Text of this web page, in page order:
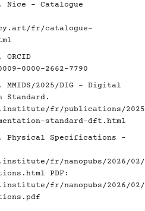
Nice - Catalogue
fr/catalogue-
0000-2662-7790
2025/DIG - Digital
Standard.
fr/publications/2025/
standard-dft.html
Physical Specifications -
fr/nanopubs/2026/02/
PDF:
fr/nanopubs/2026/02/